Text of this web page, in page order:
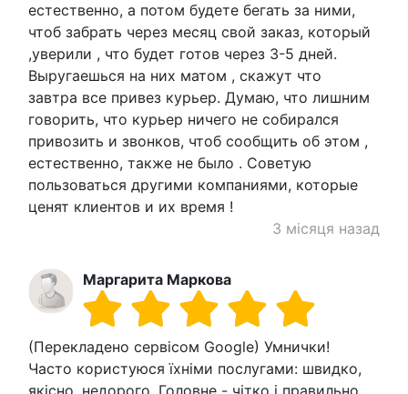
естественно, а потом будете бегать за ними,
чтоб забрать через месяц свой заказ, который
,уверили , что будет готов через 3-5 дней.
Выругаешься на них матом , скажут что
завтра все привез курьер. Думаю, что лишним
говорить, что курьер ничего не собирался
привозить и звонков, чтоб сообщить об этом ,
естественно, также не было . Советую
пользоваться другими компаниями, которые
ценят клиентов и их время !
3 місяця назад
Маргарита Маркова
(Перекладено сервісом Google) Умнички!
Часто користуюся їхніми послугами: швидко,